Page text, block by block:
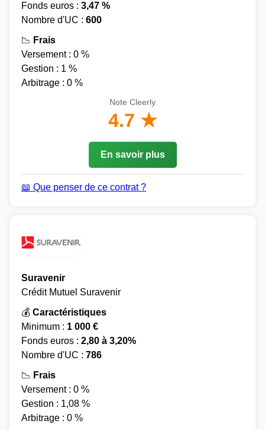
Fonds euros : 3,47 %
Nombre d'UC : 600
📉 Frais
Versement : 0 %
Gestion : 1 %
Arbitrage : 0 %
Note Cleerly
4.7 ★
En savoir plus
📖 Que penser de ce contrat ?
Suravenir
Crédit Mutuel Suravenir
💰 Caractéristiques
Minimum : 1 000 €
Fonds euros : 2,80 à 3,20%
Nombre d'UC : 786
📉 Frais
Versement : 0 %
Gestion : 1,08 %
Arbitrage : 0 %